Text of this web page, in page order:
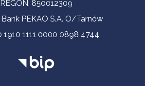
REGON: 850012309
PEKAO S.A. O/Tarnów
1910 1111 0000 0898 4744